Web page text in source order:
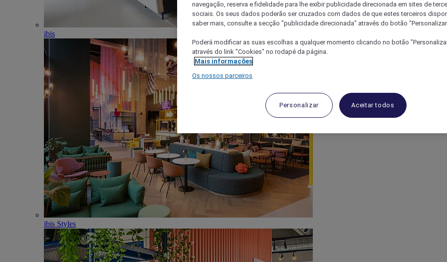
ibis
ibis Styles
navegação, reserva e fidelidade para lhe exibir publicidade direcionada em sites de
sociais. Os seus dados poderão ser cruzados com dados de que estes terceiros
saber mais, consulte a secção "publicidade direcionada" através do botão
Poderá modificar as suas escolhas a qualquer momento clicando no botão
através do link "Cookies" no rodapé da página.
Mais informações
Os nossos parceiros
Personalizar Aceitar todos